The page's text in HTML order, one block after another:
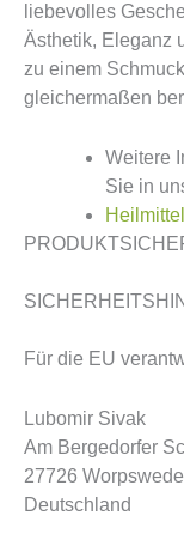
liebevolles
Ästhetik, Eleganz
zu einem
gleichermaßen
Weitere
Sie in
Für die EU
Lubomir Sivak
Am Bergedorfer
27726 Worpswede
Deutschland